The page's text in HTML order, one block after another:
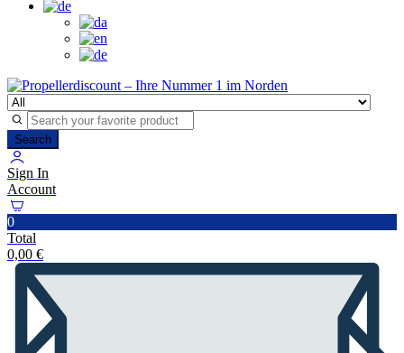
Search
Sign In
Account
0
Total
0,00 €